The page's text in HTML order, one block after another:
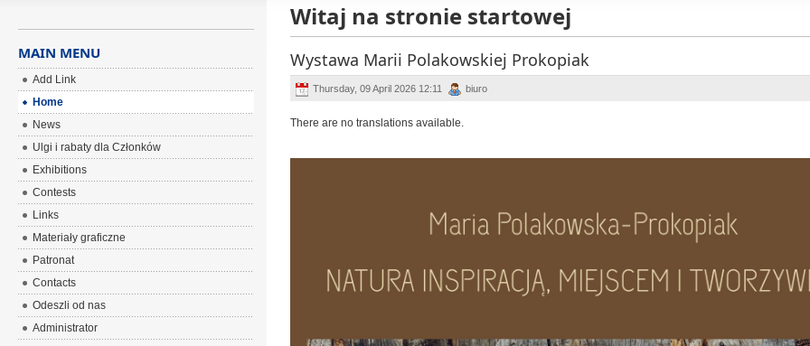
Witaj na stronie startowej
Wystawa Marii Polakowskiej Prokopiak
Thursday, 09 April 2026 12:11 biuro
There are no translations available.
MAIN MENU
Add Link
Home
News
Ulgi i rabaty dla Członków
Exhibitions
Contests
Links
Materiały graficzne
Patronat
Contacts
Odeszli od nas
Administrator